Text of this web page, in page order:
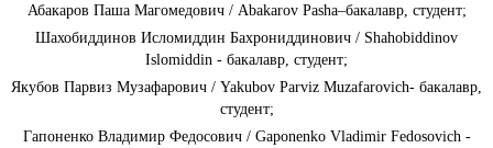
Абакаров Паша Магомедович / Abakarov Pasha–бакалавр, студент;
Шахобиддинов Исломиддин Бахрониддинович / Shahobiddinov
Islomiddin - бакалавр, студент;
Якубов Парвиз Музафарович / Yakubov Parviz Muzafarovich- бакалавр,
студент;
Гапоненко Владимир Федосович / Gaponenko Vladimir Fedosovich -